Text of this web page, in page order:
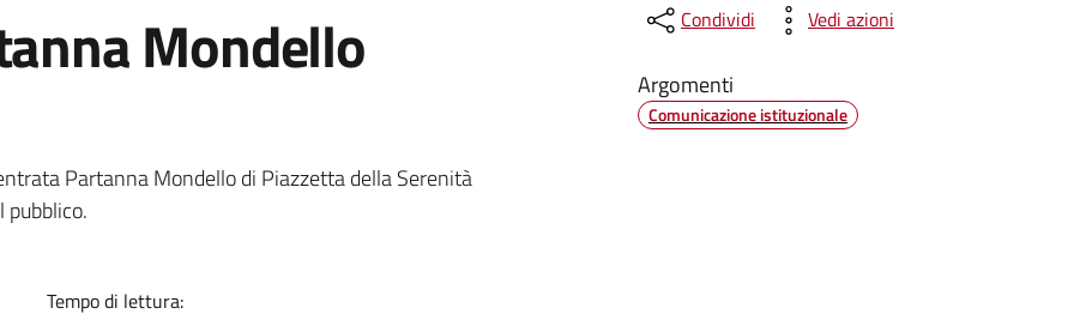
Mondello
Partanna Mondello di Piazzetta della Serenità
Tempo di lettura:
Condividi Vedi azioni
Argomenti
Comunicazione istituzionale